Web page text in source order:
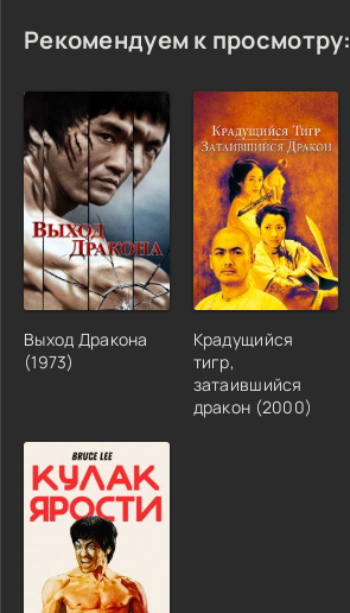
Рекомендуем к просмотру:
Выход Дракона
(1973)
Крадущийся
тигр,
затаившийся
дракон (2000)